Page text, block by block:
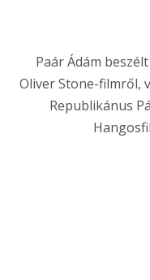
Paár Ádám
Oliver Stone-filmről,
Republikánus